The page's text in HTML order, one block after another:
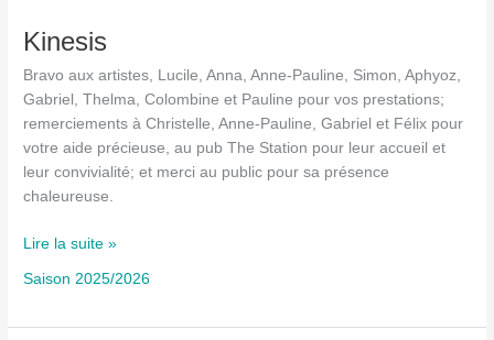
Kinesis
Bravo aux artistes, Lucile, Anna, Anne-Pauline, Simon, Aphyoz,
Gabriel, Thelma, Colombine et Pauline pour vos prestations;
remerciements à Christelle, Anne-Pauline, Gabriel et Félix pour
votre aide précieuse, au pub The Station pour leur accueil et
leur convivialité; et merci au public pour sa présence
chaleureuse.
Kinesis
Lire la suite »
Saison 2025/2026